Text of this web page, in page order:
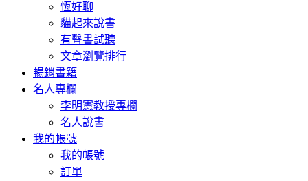
恆好聊
貓起來說書
有聲書試聽
文章瀏覽排行
暢銷書籍
名人專欄
李明憲教授專欄
名人說書
我的帳號
我的帳號
訂單